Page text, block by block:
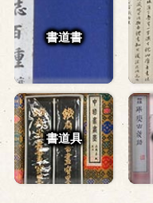
書道書
書道具